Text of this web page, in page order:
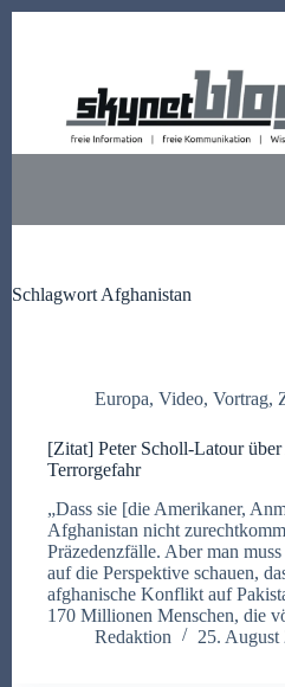
Schlagwort Afghanistan
Europa, Video, Vortrag,
[Zitat] Peter Scholl-Latour
Terrorgefahr
„Dass sie [die Amerikaner,
Afghanistan nicht
Präzedenzfälle. Aber man
auf die Perspektive schauen,
afghanische Konflikt auf
170 Millionen Menschen, die
Redaktion
25. August